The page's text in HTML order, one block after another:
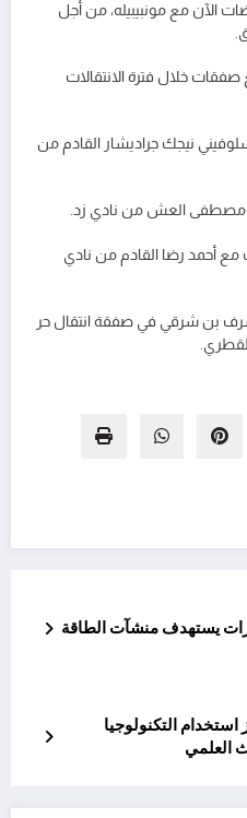
الآن مع مونبيبيله، من أجل
صفقات خلال فترة الانتقالات
نيجك جراديشار القادم من
مصطفى العش من نادي زد.
مع أحمد رضا القادم من نادي
أشرف بن شرقي في صفقة انتقال حر
يستهدف منشآت الطاقة
التكنولوجيا
العلمي